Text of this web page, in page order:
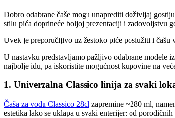
Dobro odabrane čaše mogu unaprediti doživljaj
stilu pića doprineće boljoj prezentaciji i zadovoljstvu
Uvek je preporučljivo uz žestoko piće poslužiti i čašu
U nastavku predstavljamo pažljivo odabrane modele
najbolje idu, pa iskoristite mogućnost kupovine na
1. Univerzalna Classico linija za svaki
Čaša za vodu Classico 28cl zapremine ~280 ml,
estetika lako se uklapa u svaki enterijer: od